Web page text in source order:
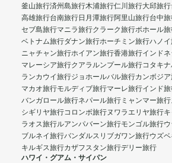
釜山旅行済州島旅行木浦旅行仁川旅行大邱旅行
高雄旅行台南旅行日月潭旅行阿里山旅行台中
セブ島旅行マニラ旅行クラーク旅行ボホール
ベトナム旅行ダナン旅行ホーチミン旅行ハノ
ニャチャン旅行ホイアン旅行香港旅行インド
マレーシア旅行クアラルンプール旅行コタキ
ランカウイ旅行ジョホールバル旅行カンボジ
マカオ旅行モルディブ旅行マーレ旅行インド
バンガロール旅行ネパール旅行 ミャンマー旅行
シギリヤ旅行コロンボ旅行ヌワラエリヤ旅行
ラオス旅行ルアンパバーン旅行モンゴル旅行
ブルネイ旅行バンダルスリブガワン旅行ウズ
キルギス旅行カザフスタン旅行デリー旅行
ハワイ・グアム・サイパン